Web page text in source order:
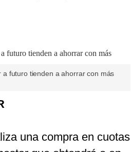
futuro tienden a ahorrar con más
una compra en cuotas